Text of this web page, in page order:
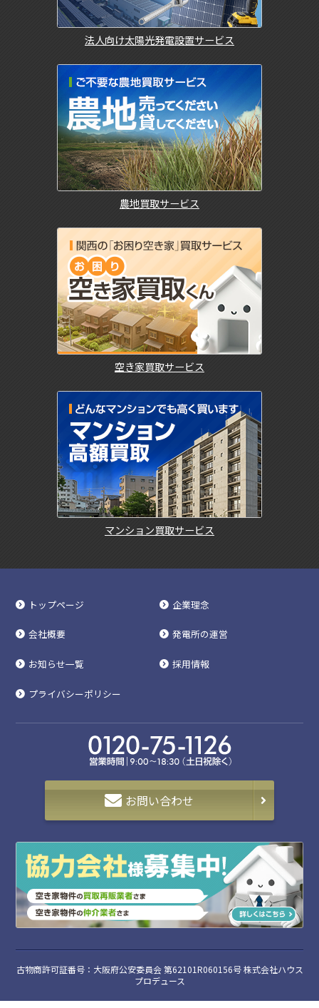
法人向け太陽光発電設置サービス
農地買取サービス
空き家買取サービス
マンション買取サービス
トップページ 企業理念
会社概要 発電所の運営
お知らせ一覧 採用情報
プライバシーポリシー
お問い合わせ
古物商許可証番号：大阪府公安委員会 第62101R060156号 株式会社ハウス
プロデュース